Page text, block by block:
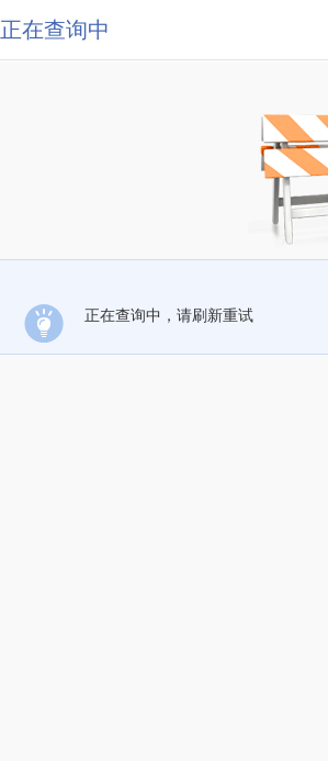
正在查询中
正在查询中，请刷新重试